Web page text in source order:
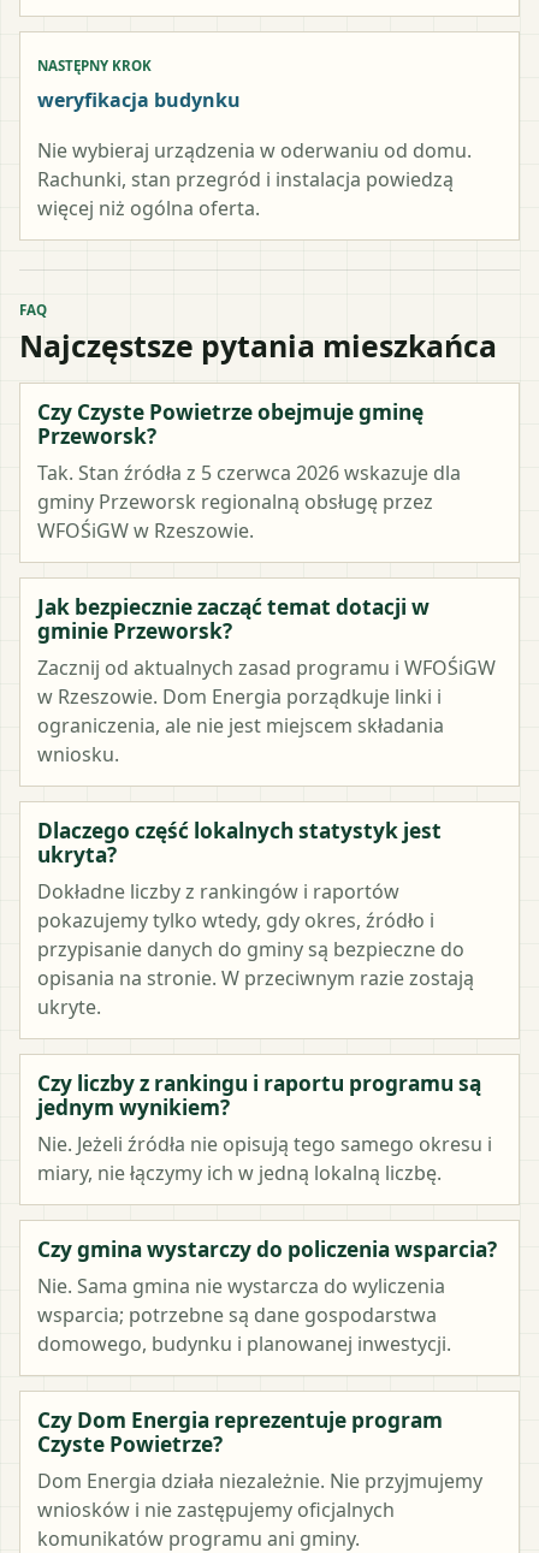
NASTĘPNY KROK
weryfikacja budynku
Nie wybieraj urządzenia w oderwaniu od domu.
Rachunki, stan przegród i instalacja powiedzą
więcej niż ogólna oferta.
FAQ
Najczęstsze pytania mieszkańca
Czy Czyste Powietrze obejmuje gminę
Przeworsk?
Tak. Stan źródła z 5 czerwca 2026 wskazuje dla
gminy Przeworsk regionalną obsługę przez
WFOŚiGW w Rzeszowie.
Jak bezpiecznie zacząć temat dotacji w
gminie Przeworsk?
Zacznij od aktualnych zasad programu i WFOŚiGW
w Rzeszowie. Dom Energia porządkuje linki i
ograniczenia, ale nie jest miejscem składania
wniosku.
Dlaczego część lokalnych statystyk jest
ukryta?
Dokładne liczby z rankingów i raportów
pokazujemy tylko wtedy, gdy okres, źródło i
przypisanie danych do gminy są bezpieczne do
opisania na stronie. W przeciwnym razie zostają
ukryte.
Czy liczby z rankingu i raportu programu są
jednym wynikiem?
Nie. Jeżeli źródła nie opisują tego samego okresu i
miary, nie łączymy ich w jedną lokalną liczbę.
Czy gmina wystarczy do policzenia wsparcia?
Nie. Sama gmina nie wystarcza do wyliczenia
wsparcia; potrzebne są dane gospodarstwa
domowego, budynku i planowanej inwestycji.
Czy Dom Energia reprezentuje program
Czyste Powietrze?
Dom Energia działa niezależnie. Nie przyjmujemy
wniosków i nie zastępujemy oficjalnych
komunikatów programu ani gminy.